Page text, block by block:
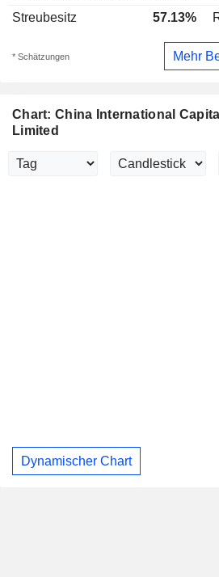
Streubesitz
57.13%
* Schätzungen Mehr
Chart: China International
Limited
Dynamischer Chart